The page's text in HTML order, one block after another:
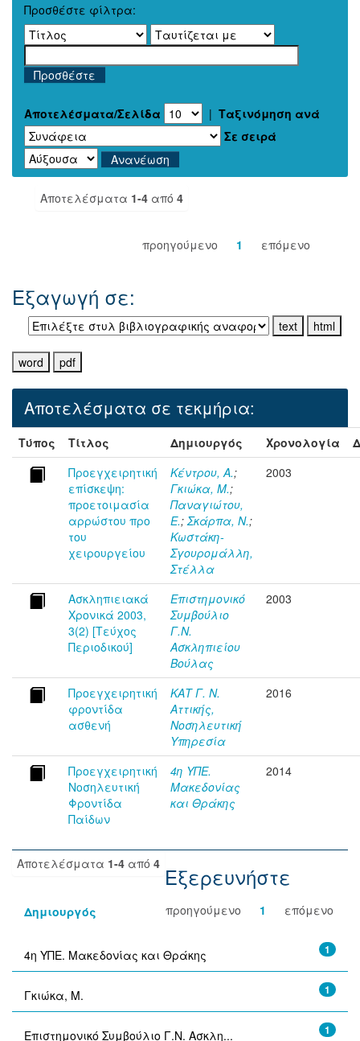
Προσθέστε φίλτρα:
Αποτελέσματα/Σελίδα | Ταξινόμηση ανά
Σε σειρά
Αποτελέσματα 1-4 από 4
προηγούμενο 1 επόμενο
Εξαγωγή σε:
Αποτελέσματα σε τεκμήρια:
Τύπος Τίτλος Δημιουργός Χρονολογία
Προεγχειρητική
επίσκεψη:
προετοιμασία
αρρώστου προ
του
χειρουργείου
Κέντρου, Α.;
Γκιώκα, Μ.;
Παναγιώτου,
Ε.; Σκάρπα, Ν.;
Κωστάκη-
Σγουρομάλλη,
Στέλλα
2003
Ασκληπιειακά
Χρονικά 2003,
3(2) [Τεύχος
Περιοδικού]
Επιστημονικό
Συμβούλιο
Γ.Ν.
Ασκληπιείου
Βούλας
2003
Προεγχειρητική
φροντίδα
ασθενή
ΚΑΤ Γ. Ν.
Αττικής,
Νοσηλευτική
Υπηρεσία
2016
Προεγχειρητική
Νοσηλευτική
Φροντίδα
Παίδων
4η ΥΠΕ.
Μακεδονίας
και Θράκης
2014
Αποτελέσματα 1-4 από 4
προηγούμενο 1 επόμενο
Εξερευνήστε
Δημιουργός
1
4η ΥΠΕ. Μακεδονίας και Θράκης
1
Γκιώκα, Μ.
1
Επιστημονικό Συμβούλιο Γ.Ν. Ασκλη...